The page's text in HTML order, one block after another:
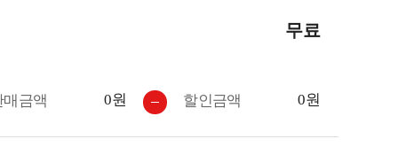
무료
매금액 0원 할인금액 0원